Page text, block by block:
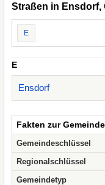
Straßen in Ensdorf,
E
E
Ensdorf
Fakten zur
Gemeindeschlüssel
Regionalschlüssel
Gemeindetyp